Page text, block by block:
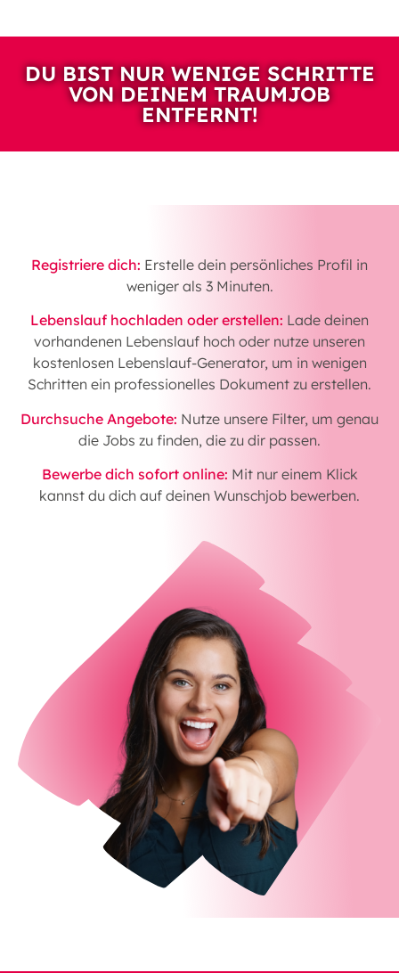
DU BIST NUR WENIGE SCHRITTE
VON DEINEM TRAUMJOB
ENTFERNT!
Registriere dich: Erstelle dein persönliches Profil in
weniger als 3 Minuten.
Lebenslauf hochladen oder erstellen: Lade deinen
vorhandenen Lebenslauf hoch oder nutze unseren
kostenlosen Lebenslauf-Generator, um in wenigen
Schritten ein professionelles Dokument zu erstellen.
Durchsuche Angebote: Nutze unsere Filter, um genau
die Jobs zu finden, die zu dir passen.
Bewerbe dich sofort online: Mit nur einem Klick
kannst du dich auf deinen Wunschjob bewerben.